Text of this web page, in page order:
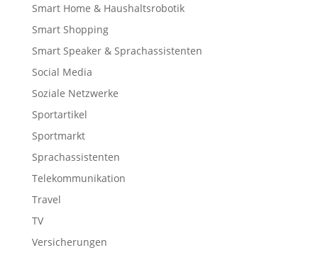
Smart Home & Haushaltsrobotik
Smart Shopping
Smart Speaker & Sprachassistenten
Social Media
Soziale Netzwerke
Sportartikel
Sportmarkt
Sprachassistenten
Telekommunikation
Travel
TV
Versicherungen